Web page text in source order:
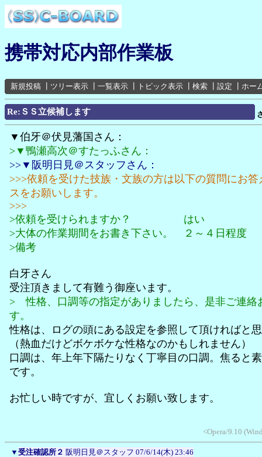
携帯対応内部作業板
新規投稿 ツリー表示 一覧表示 トピック表示 検索 設定 ホー
Re:ＳＳ立候補します
▼伯牙＠伏見藩国さん：
>▼鴨瀬高次＠すたっふさん：
>>▼阪明日見＠スタッフさん：
>>>依頼を受けた技族・文族の方は以下の質問にお答
スをお願いします。
>>>
>依頼を受けられますか？ はい
>大体の作業期間をお書き下さい。 ２～４日程度
>備考
白牙さん
受注頂きまして有難う御座います。
> 性格、口調等の指定がありましたら、是非ご連絡
す。
性格は、ログの頭にある設定を参照して頂ければと
（熱血だけどボケボケな性格なのかもしれません）
口調は、年上年下隔たりなく丁寧目の口調。焦ると
です。
お忙しい時ですが、宜しくお願い致します。
<Opera/9.10
▼ 受注確認所２ 阪明日見＠スタッフ 07/6/14(木) 23:46